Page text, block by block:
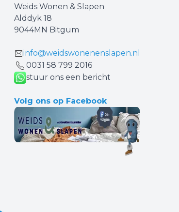
Weids Wonen & Slapen
Alddyk 18
9044MN Bitgum
info@weidswonenenslapen.nl
0031 ‪58 799 2016‬
stuur ons een bericht
Volg ons op Facebook